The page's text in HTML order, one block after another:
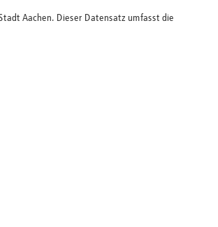
Aachen. Dieser Datensatz umfasst die